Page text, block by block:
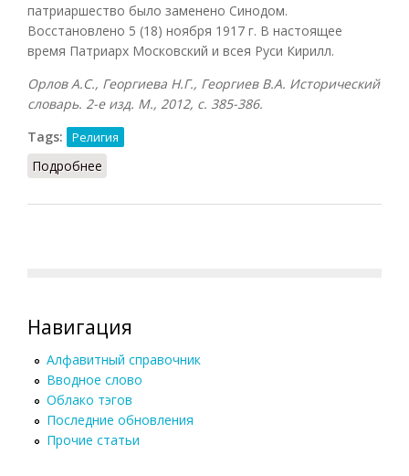
патриаршество было заменено Синодом.
Восстановлено 5 (18) ноября 1917 г. В настоящее
время Патриарх Московский и всея Руси Кирилл.
Орлов А.С., Георгиева Н.Г., Георгиев В.А. Исторический
словарь. 2-е изд. М., 2012, с. 385-386.
Tags:
Религия
Подробнее
Навигация
Алфавитный справочник
Вводное слово
Облако тэгов
Последние обновления
Прочие статьи